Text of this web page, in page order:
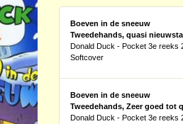
Boeven in de sneeuw
Tweedehands, quasi
Donald Duck - Pocket 3e reeks
Softcover
Boeven in de sneeuw
Tweedehands, Zeer goed tot
Donald Duck - Pocket 3e reeks